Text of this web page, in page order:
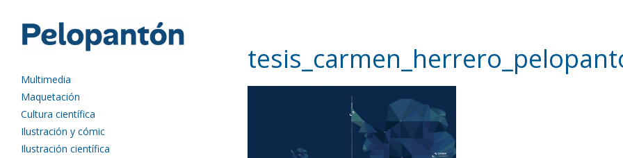
Multimedia
Maquetación
Cultura científica
Ilustración y cómic
Ilustración científica